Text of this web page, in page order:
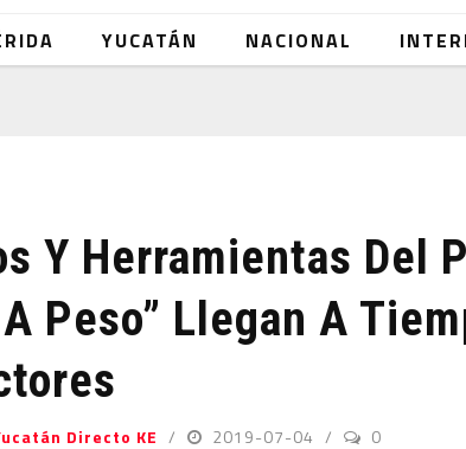
YUCATÁN NACIONAL
Y Herramientas Del
Peso” Llegan A
Directo KE 2019-07-04 0